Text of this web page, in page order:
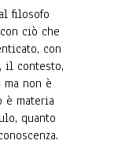
filosofo
ciò che
con
il contesto,
non è
è materia
quanto